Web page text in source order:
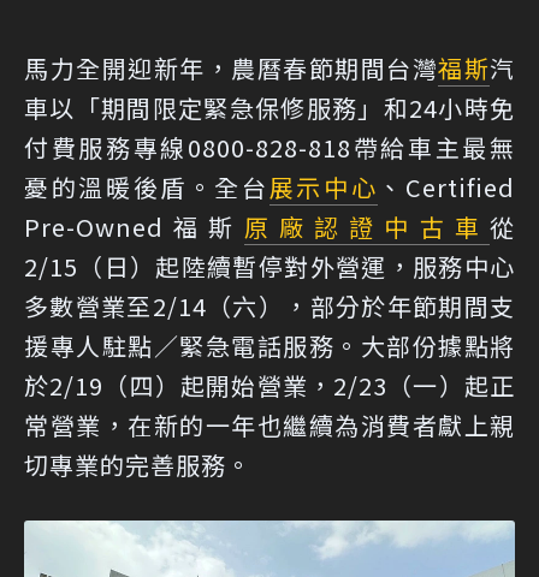
馬力全開迎新年，農曆春節期間台灣福斯汽
車以「期間限定緊急保修服務」和24小時免
付費服務專線0800-828-818帶給車主最無
憂的溫暖後盾。全台展示中心 、Certified
Pre-Owned福斯 原廠認證中古車從
2/15（日）起陸續暫停對外營運，服務中心
多數營業至2/14（六），部分於年節期間支
援專人駐點／緊急電話服務。大部份據點將
於2/19（四）起開始營業，2/23（一）起正
常營業，在新的一年也繼續為消費者獻上親
切專業的完善服務。